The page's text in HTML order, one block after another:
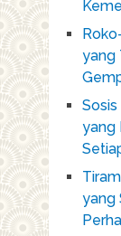
yang
yang
yang